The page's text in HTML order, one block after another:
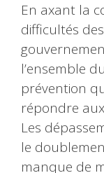
En axant la
difficultés
l’ensemble
prévention
répondre
Les
le
manque de